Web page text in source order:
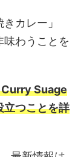
カレー」
わうことを
Curry Suage
立つことを詳